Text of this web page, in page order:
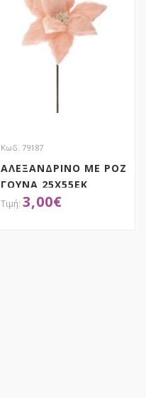
Κωδ. 79187
ΑΛΕΞΑΝΔΡΙΝΟ ΜΕ ΡΟΖ
ΓΟΥΝΑ 25Χ55ΕΚ
3,00€